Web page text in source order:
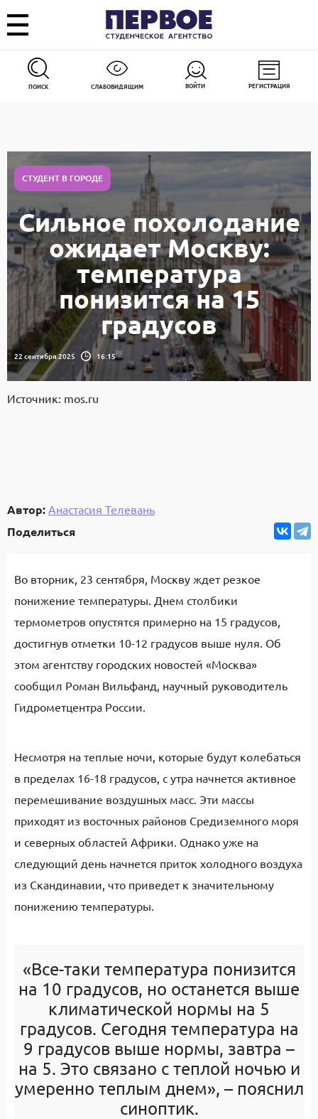
ПОИСК СЛАБОВИДЯЩИМ ВОЙТИ РЕГИСТРАЦИЯ
СТУДЕНТ В ГОРОДЕ
Сильное похолодание
ожидает Москву:
температура
понизится на 15
градусов
22 сентября 2025 16:15
Источник: mos.ru
Автор: Анастасия Телевань
Поделиться
Во вторник, 23 сентября, Москву ждет резкое
понижение температуры. Днем столбики
термометров опустятся примерно на 15 градусов,
достигнув отметки 10-12 градусов выше нуля. Об
этом агентству городских новостей «Москва»
сообщил Роман Вильфанд, научный руководитель
Гидрометцентра России.
Несмотря на теплые ночи, которые будут колебаться
в пределах 16-18 градусов, с утра начнется активное
перемешивание воздушных масс. Эти массы
приходят из восточных районов Средиземного моря
и северных областей Африки. Однако уже на
следующий день начнется приток холодного воздуха
из Скандинавии, что приведет к значительному
понижению температуры.
«Все-таки температура понизится
на 10 градусов, но останется выше
климатической нормы на 5
градусов. Сегодня температура на
9 градусов выше нормы, завтра –
на 5. Это связано с теплой ночью и
умеренно теплым днем», – пояснил
синоптик.